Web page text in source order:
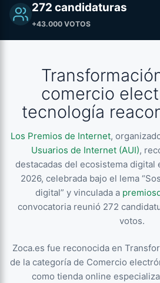
272 candidaturas
+43.000 VOTOS
comercio
tecnología
Los Premios de Internet,
Usuarios de Internet (AUI),
destacadas del ecosistema digital
2026, celebrada bajo el lema
digital” y vinculada a
convocatoria reunió 272
votos.
Zoca.es fue reconocida en
de la categoría de Comercio
como tienda online